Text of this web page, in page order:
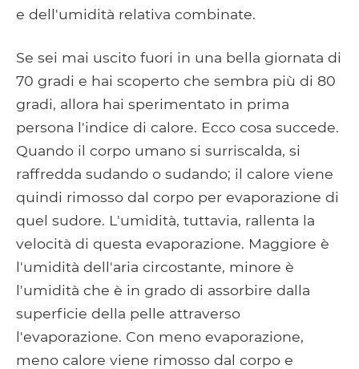
e dell'umidità relativa combinate.
Se sei mai uscito fuori in una bella giornata di
70 gradi e hai scoperto che sembra più di 80
gradi, allora hai sperimentato in prima
persona l'indice di calore. Ecco cosa succede.
Quando il corpo umano si surriscalda, si
raffredda sudando o sudando; il calore viene
quindi rimosso dal corpo per evaporazione di
quel sudore. L'umidità, tuttavia, rallenta la
velocità di questa evaporazione. Maggiore è
l'umidità dell'aria circostante, minore è
l'umidità che è in grado di assorbire dalla
superficie della pelle attraverso
l'evaporazione. Con meno evaporazione,
meno calore viene rimosso dal corpo e